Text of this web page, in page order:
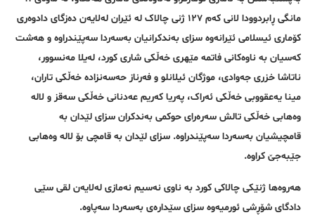
مانگی ڕابردوودا لانی کەم ١٢٧ ژنی چالاک لە ئێران لەلایەن دەزگای دادوەری
کۆماری ئیسلامی ئێرانەوە سزای بەندکرانیان بەسەردا سەپێندراوە و هەشت
کەسیان بە ناوەکانی فاتمە مێهری خەڵکی شاری کورد، لەیلا مەنسوور،
ناتاشا خزری جەوادی، موژگان ئیلانلو و فەرناز حەسەنزادە خەڵکی تاران،
مینا یەعقووبی خەڵکی ئەراک، پەریا کەریم عەدنانی خەڵکی سەقز و لالە
وەهابی خەڵکی تالش سەرەرای حوکمی بەندکران سزای لێدان بە
قامچیشیان بەسەردا سەپێندراوە. سزای لێدان بە قامچی بۆ لالە وەهابی
جێبەجێ کراوە.
هەروەها ژنێکی چالاکی کورد بە ناوی نەسیم نەمازی لەلایەن لقی سێی
دادگای شۆڕشی ئورمیەوە سزای سێدارەی بەسەردا سەپاوە.